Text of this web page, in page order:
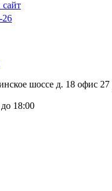
26
шоссе д. 18 офис 27
18:00